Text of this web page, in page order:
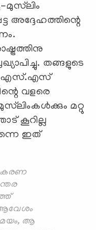
മുസ്‌ലിം
അദ്ദേഹത്തിന്റെ
തങ്ങളുടെ
വളരെ
മറ്റു
കൂറില്ല
ഇത്
ആ